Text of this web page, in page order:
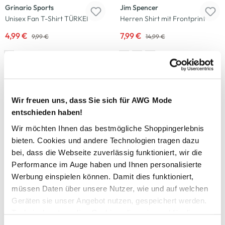
Wir freuen uns, dass Sie sich für AWG Mode
entschieden haben!
Wir möchten Ihnen das bestmögliche Shoppingerlebnis
bieten. Cookies und andere Technologien tragen dazu
bei, dass die Webseite zuverlässig funktioniert, wir die
Performance im Auge haben und Ihnen personalisierte
Werbung einspielen können. Damit dies funktioniert,
müssen Daten über unsere Nutzer, wie und auf welchen
Geräten sie unser Angebot nutzen, gespeichert werden.
Grinario Sports
Unisex Fan T-Shirt TÜRKEI
4,99 € 9,99 €
Jim Spencer
Herren Shirt mit Frontprint
7,99 € 14,99 €
Herren Tanktop
12,99 €
Herren Sport T-Shirt "Tim"
-50 %
Grinario Sports
Unisex Fan T-Shirt
ARGENTINIEN
-33%
HERO by John Medoox
Herren T-Shirt "Tim"
9,99 € 14,99 €